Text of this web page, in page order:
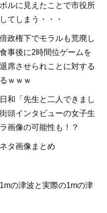
ルに見えたことで市役所
てしまう・・・
政権下でモラルも荒廃し
事後に2時間位ゲームを
席させられことに対する
ｗｗｗ
和「先生と二人できまし
頭インタビューの女子生
画像の可能性も！？
タ画像まとめ
の津波と実際の1mの津